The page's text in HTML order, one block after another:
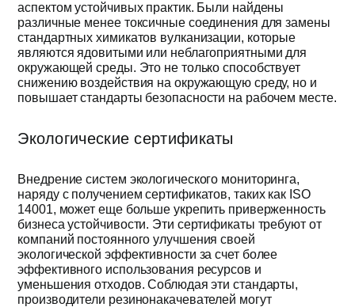
аспектом устойчивых практик. Были найдены
различные менее токсичные соединения для замены
стандартных химикатов вулканизации, которые
являются ядовитыми или неблагоприятными для
окружающей среды. Это не только способствует
снижению воздействия на окружающую среду, но и
повышает стандарты безопасности на рабочем месте.
Экологические сертификаты
Внедрение систем экологического мониторинга,
наряду с получением сертификатов, таких как ISO
14001, может еще больше укрепить приверженность
бизнеса устойчивости. Эти сертификаты требуют от
компаний постоянного улучшения своей
экологической эффективности за счет более
эффективного использования ресурсов и
уменьшения отходов. Соблюдая эти стандарты,
производители резинонакачевателей могут